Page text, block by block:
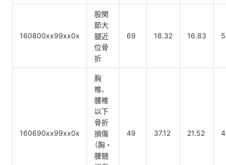
160800xx99xx0x
股関
節大
腿近
位骨
折
69 18.32 16.83
160690xx99xx0x
胸
椎、
腰椎
以下
骨折
損傷
（胸・
腰髄
49 37.12 21.52